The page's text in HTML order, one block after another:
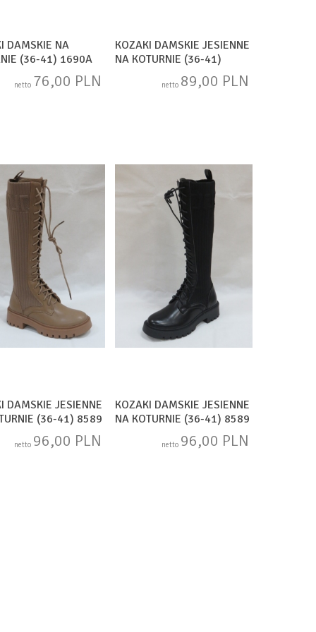
DAMSKIE NA
(36-41) 1690A
netto 76,00 PLN
KOZAKI DAMSKIE JESIENNE
NA KOTURNIE (36-41)
RXJ186 BLACK
netto 89,00 PLN
DAMSKIE JESIENNE
(36-41) 8589
netto 96,00 PLN
KOZAKI DAMSKIE JESIENNE
NA KOTURNIE (36-41) 8589
netto 96,00 PLN